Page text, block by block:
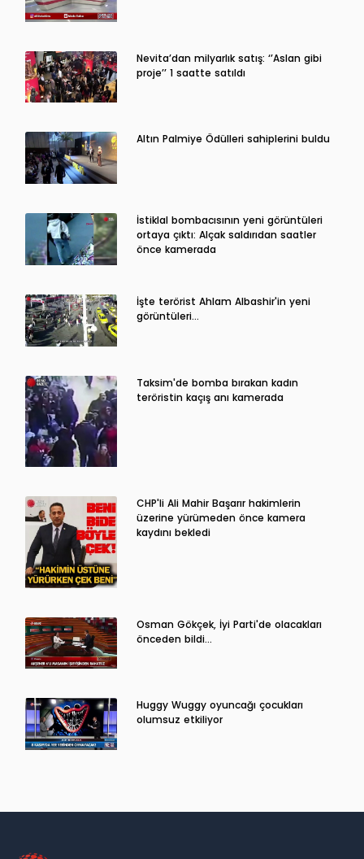
Nevita’dan milyarlık satış: ‘’Aslan gibi
proje’’ 1 saatte satıldı
Altın Palmiye Ödülleri sahiplerini buldu
İstiklal bombacısının yeni görüntüleri
ortaya çıktı: Alçak saldırıdan saatler
önce kamerada
İşte terörist Ahlam Albashir'in yeni
görüntüleri…
Taksim'de bomba bırakan kadın
teröristin kaçış anı kamerada
CHP'li Ali Mahir Başarır hakimlerin
üzerine yürümeden önce kamera
kaydını bekledi
Osman Gökçek, İyi Parti'de olacakları
önceden bildi...
Huggy Wuggy oyuncağı çocukları
olumsuz etkiliyor